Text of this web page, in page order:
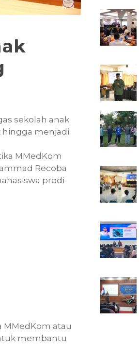
sekolah anak
hingga menjadi
MMedKom
Recoba
prodi
MMedKom atau
membantu